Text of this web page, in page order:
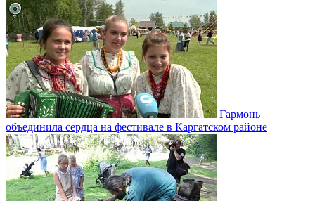
Гармонь
объединила сердца на фестивале в Каргатском районе